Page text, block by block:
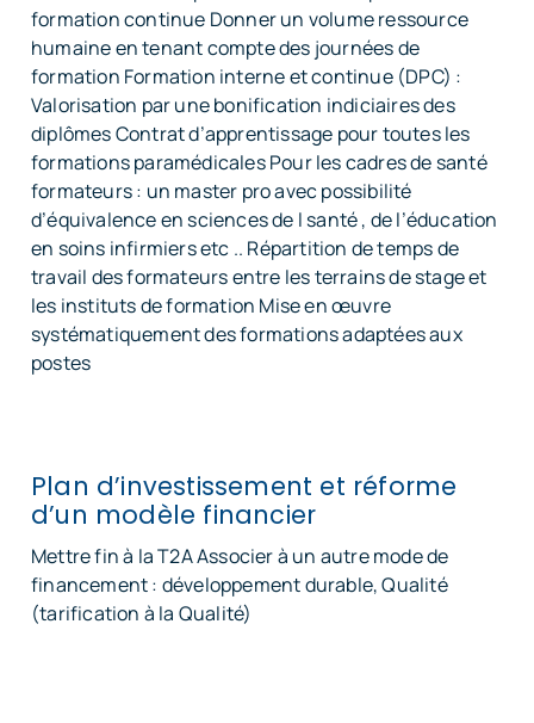
formation continue Donner un volume ressource
humaine en tenant compte des journées de
formation Formation interne et continue (DPC) :
Valorisation par une bonification indiciaires des
diplômes Contrat d’apprentissage pour toutes les
formations paramédicales Pour les cadres de santé
formateurs : un master pro avec possibilité
d’équivalence en sciences de l santé , de l’éducation
en soins infirmiers etc .. Répartition de temps de
travail des formateurs entre les terrains de stage et
les instituts de formation Mise en œuvre
systématiquement des formations adaptées aux
postes
Plan d’investissement et réforme
d’un modèle financier
Mettre fin à la T2A Associer à un autre mode de
financement : développement durable, Qualité
(tarification à la Qualité)